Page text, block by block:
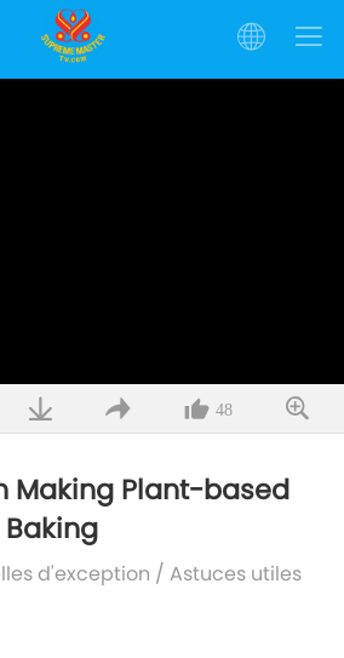
48
Making Plant-based
d'exception / Astuces utiles